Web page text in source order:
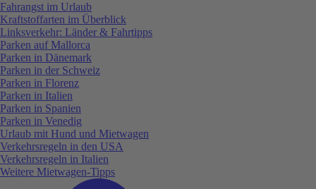
Fahrangst im Urlaub
Kraftstoffarten im Überblick
Linksverkehr: Länder & Fahrtipps
Parken auf Mallorca
Parken in Dänemark
Parken in der Schweiz
Parken in Florenz
Parken in Italien
Parken in Spanien
Parken in Venedig
Urlaub mit Hund und Mietwagen
Verkehrsregeln in den USA
Verkehrsregeln in Italien
Weitere Mietwagen-Tipps